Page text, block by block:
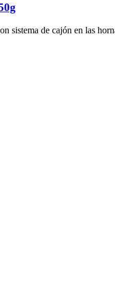
sistema de cajón en las